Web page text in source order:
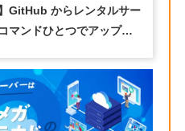
】GitHub からレンタルサー
マンドひとつでアップす